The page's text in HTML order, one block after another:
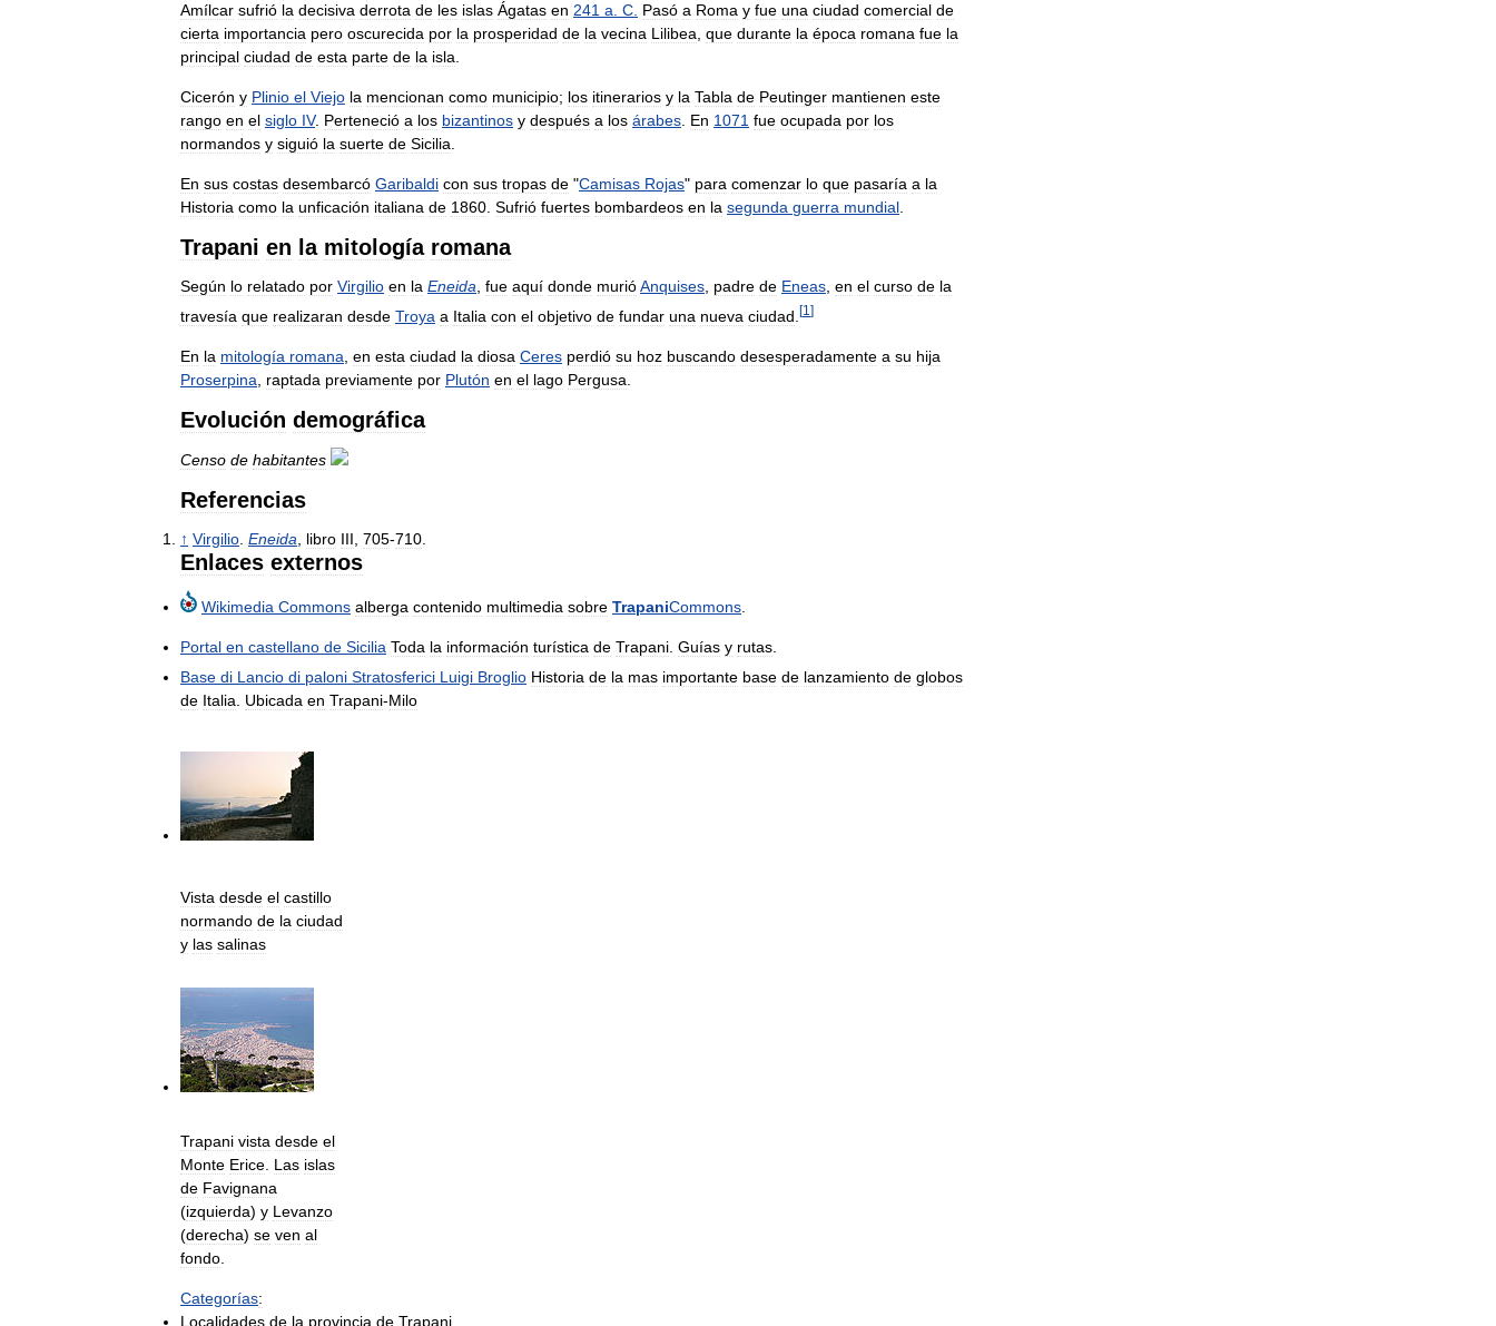
Amílcar sufrió la decisiva derrota de les islas Ágatas en 241 a C Pasó a Roma y fue una ciudad comercial de
cierta importancia pero oscurecida por la prosperidad de la vecina Lilibea que durante la época romana fue la
principal ciudad de esta parte de la isla
Cicerón y Plinio el Viejo la mencionan como municipio; los itinerarios y la Tabla de Peutinger mantienen este
rango en el siglo IV. Perteneció a los bizantinos y después a los árabes En 1071 fue ocupada por los
normandos y siguió la suerte de Sicilia
En sus costas desembarcó Garibaldi con sus tropas de "Camisas Rojas" para comenzar lo que pasaría a la
Historia como la unficación italiana de 1860 Sufrió fuertes bombardeos en la segunda guerra mundial
Trapani en la mitología romana
Según lo relatado por Virgilio en la Eneida fue aquí donde murióAnquises padre de Eneas en el curso de la
travesía que realizaran desde Troya a Italia con el objetivo de fundar una nueva ciudad [1 ]
En la mitología romana en esta ciudad la diosa Ceres perdió su hoz buscando desesperadamente a su hija
Proserpina
raptada previamente por Plutón en el lago Pergusa
Evolución demográfica
Censo de habitantes
Referencias
↑ Virgilio Eneida libro III 705-710
Enlaces externos
Wikimedia Commons alberga contenido multimedia sobre TrapaniCommons
Portal en castellano de Sicilia Toda la información turística de Trapani Guías y rutas
Base di Lancio di paloni Stratosferici Luigi Broglio Historia de la mas importante base de lanzamiento de globos
de Italia Ubicada en Trapani-Milo
Vista desde el castillo
normando de la ciudad
y las salinas
Trapani vista desde el
Monte Erice Las islas
de Favignana
(izquierda) y Levanzo
(derecha) se ven al
fondo
Categorías:
Localidades de la provincia de Trapani